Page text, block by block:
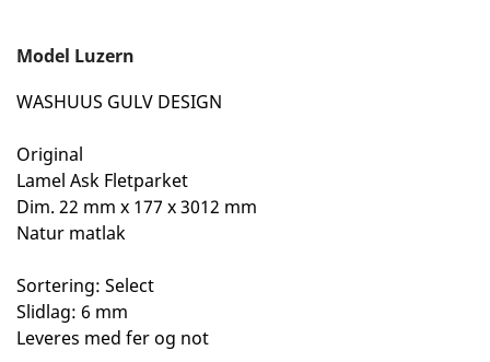
Model Luzern
WASHUUS GULV DESIGN
Original
Lamel Ask Fletparket
Dim. 22 mm x 177 x 3012 mm
Natur matlak
Sortering: Select
Slidlag: 6 mm
Leveres med fer og not